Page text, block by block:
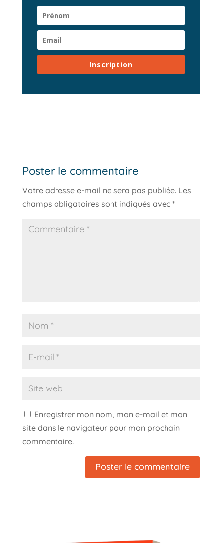
Inscription
Poster le commentaire
Votre adresse e-mail ne sera pas publiée. Les
champs obligatoires sont indiqués avec *
Enregistrer mon nom, mon e-mail et mon
site dans le navigateur pour mon prochain
commentaire.